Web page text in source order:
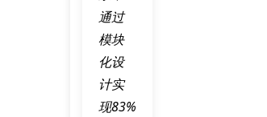
通过
模块
化设
计实
现83%